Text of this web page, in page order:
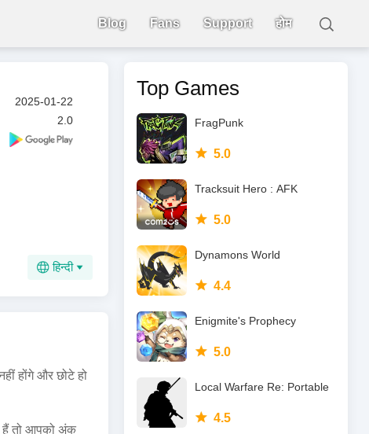
Blog Fans Support होम
2025-01-22
2.0
हिन्दी
होंगे और छोटे हो
हैं तो आपको अंक
Top Games
FragPunk
5.0
Tracksuit Hero : AFK
5.0
Dynamons World
4.4
Enigmite's Prophecy
5.0
Local Warfare Re: Portable
4.5